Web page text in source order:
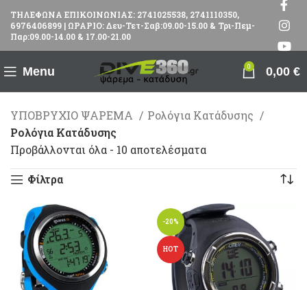
ΤΗΛΕΦΩΝΑ ΕΠΙΚΟΙΝΩΝΙΑΣ: 2741025538, 2741110350,
6976406899 | ΩΡΑΡΙΟ: Δευ-Τετ-Σαβ:09.00-15.00 & Τρι-Πεμ-
Παρ:09.00-14.00 & 17.00-21.00
Menu 0 0,00 €
ΥΠΟΒΡΥΧΙΟ ΨΑΡΕΜΑ
Ρολόγια Κατάδυσης
Ρολόγια Κατάδυσης
Προβάλλονται όλα - 10 αποτελέσματα
Φίλτρα
-20%
HOT